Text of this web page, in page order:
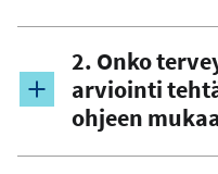
2. Onko
arviointi
ohjeen